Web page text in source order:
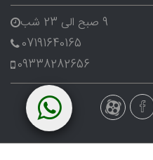
9 صبح الی 23 شب
07191640165
09338282656